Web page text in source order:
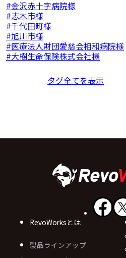
金沢赤十字病院様
志木市様
千代田町様
旭川市様
医療法人財団愛慈会相和病院様
大樹生命保険株式会社様
タグ全てを表示
RevoWorksとは
製品ラインアップ